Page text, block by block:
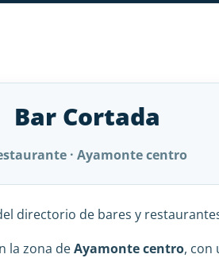
Bar Cortada
· Ayamonte centro
directorio de bares y
la zona deAyamonte centro, con